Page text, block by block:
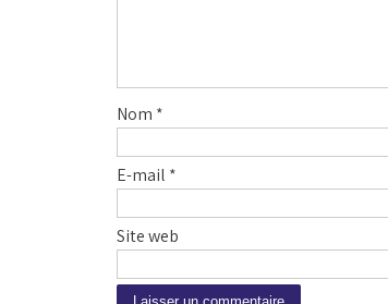
Nom *
E-mail *
Site web